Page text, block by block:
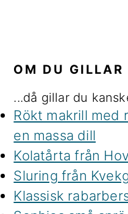
OM DU GILLAR
...då gillar du
Rökt makrill med
en massa dill
Kolatårta från
Sluring från
Klassisk